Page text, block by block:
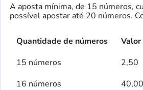
A aposta mínima, de 15 números,
possível apostar até 20 números.
Quantidade de números
Valor
15 números
2,50
16 números
40,00